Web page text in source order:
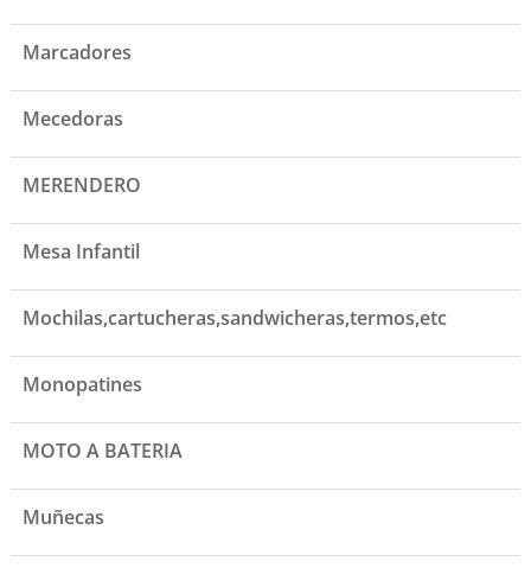
Marcadores
Mecedoras
MERENDERO
Mesa Infantil
Mochilas,cartucheras,sandwicheras,termos,etc
Monopatines
MOTO A BATERIA
Muñecas